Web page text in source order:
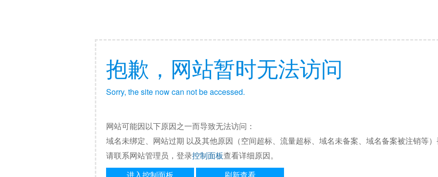
抱歉，网站暂时无法访问
Sorry, the site now can not be accessed.
网站可能因以下原因之一而导致无法访问：
域名未绑定、网站过期 以及其他原因（空间超标、流量超标、域名未备案、域名备案被注销等）
请联系网站管理员，登录控制面板查看详细原因。